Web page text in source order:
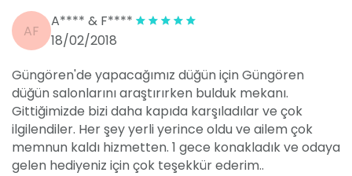
AF
A**** & F****
18/02/2018
Güngören'de yapacağımız düğün için Güngören
düğün salonlarını araştırırken bulduk mekanı.
Gittiğimizde bizi daha kapıda karşıladılar ve çok
ilgilendiler. Her şey yerli yerince oldu ve ailem çok
memnun kaldı hizmetten. 1 gece konakladık ve odaya
gelen hediyeniz için çok teşekkür ederim..